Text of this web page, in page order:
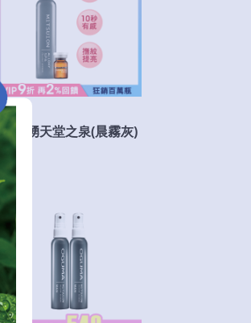
秘之湧天堂之泉(晨霧灰)